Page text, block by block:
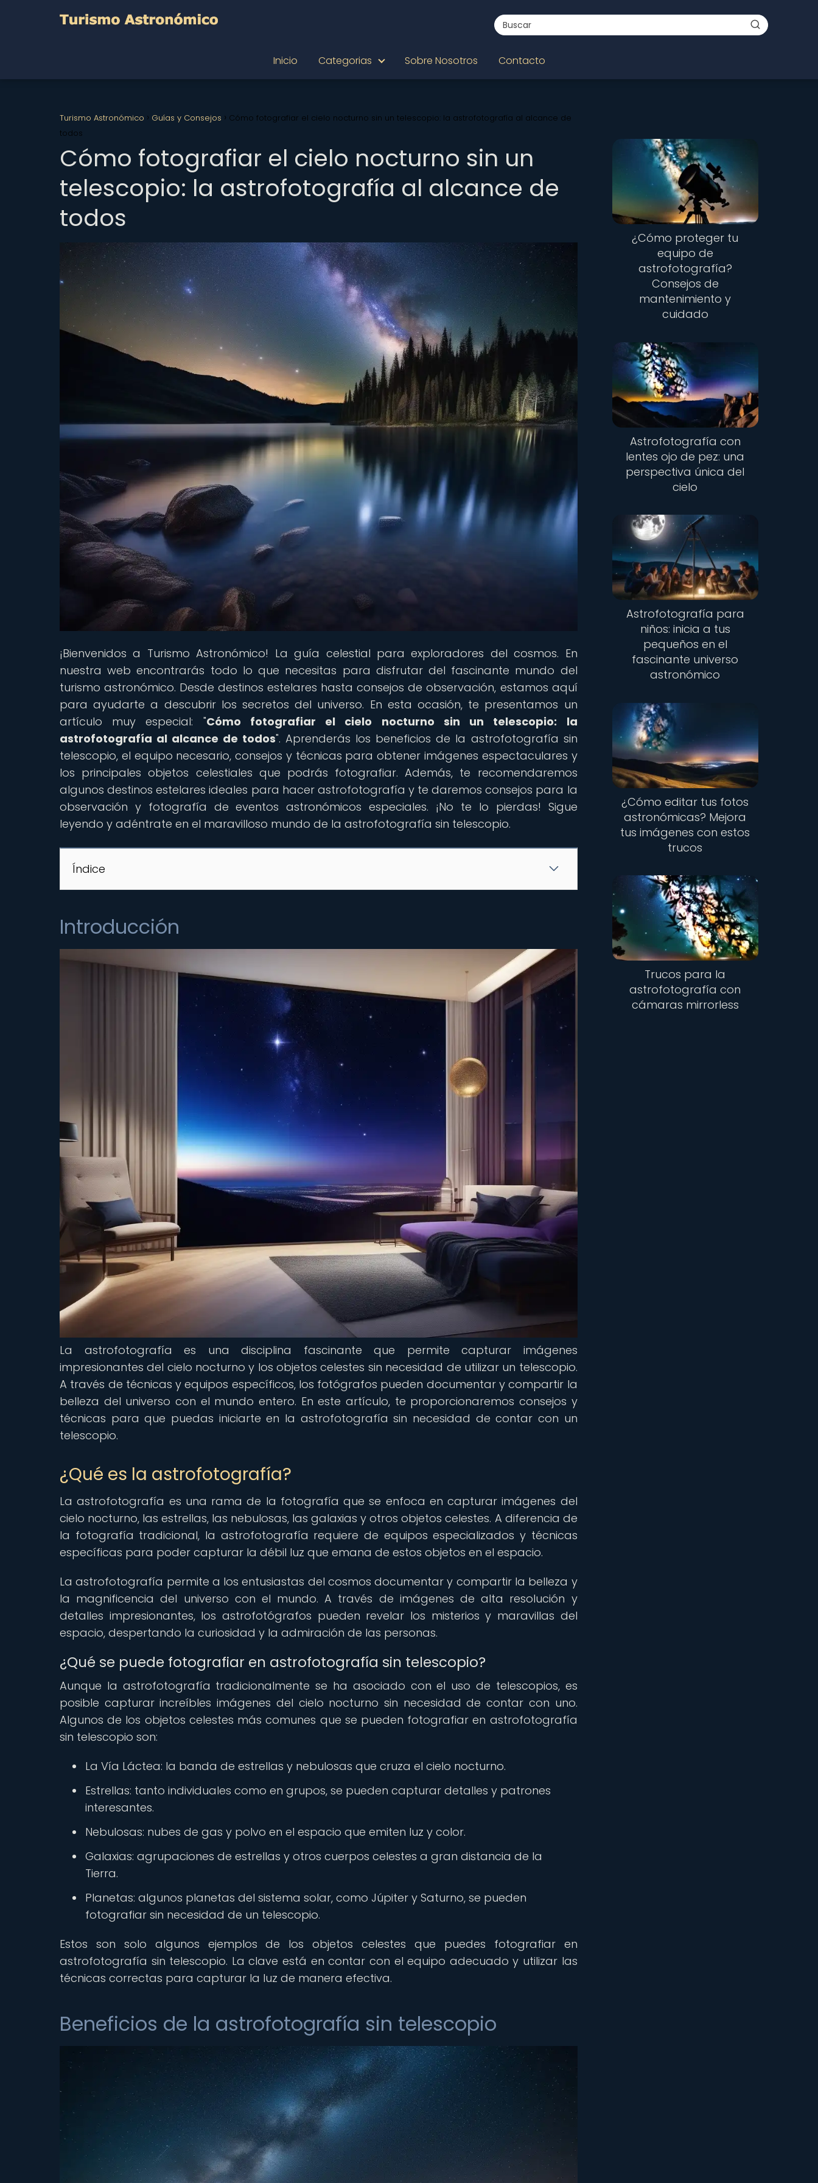
Inicio Categorias Sobre Nosotros Contacto
Turismo Astronómico Guías y Consejos
Cómo fotografiar el cielo nocturno sin un telescopio: la astrofotografía al alcance de
todos
Cómo fotografiar el cielo nocturno sin un
telescopio: la astrofotografía al alcance de
todos
¡Bienvenidos a Turismo Astronómico! La guía celestial para exploradores del cosmos. En
nuestra web encontrarás todo lo que necesitas para disfrutar del fascinante mundo del
turismo astronómico. Desde destinos estelares hasta consejos de observación, estamos aquí
para ayudarte a descubrir los secretos del universo. En esta ocasión, te presentamos un
artículo muy especial: "Cómo fotografiar el cielo nocturno sin un telescopio: la
astrofotografía al alcance de todos". Aprenderás los beneficios de la astrofotografía sin
telescopio, el equipo necesario, consejos y técnicas para obtener imágenes espectaculares y
los principales objetos celestiales que podrás fotografiar. Además, te recomendaremos
algunos destinos estelares ideales para hacer astrofotografía y te daremos consejos para la
observación y fotografía de eventos astronómicos especiales. ¡No te lo pierdas! Sigue
leyendo y adéntrate en el maravilloso mundo de la astrofotografía sin telescopio.
Índice
Introducción
La astrofotografía es una disciplina fascinante que permite capturar imágenes
impresionantes del cielo nocturno y los objetos celestes sin necesidad de utilizar un telescopio.
A través de técnicas y equipos específicos, los fotógrafos pueden documentar y compartir la
belleza del universo con el mundo entero. En este artículo, te proporcionaremos consejos y
técnicas para que puedas iniciarte en la astrofotografía sin necesidad de contar con un
telescopio.
¿Qué es la astrofotografía?
La astrofotografía es una rama de la fotografía que se enfoca en capturar imágenes del
cielo nocturno, las estrellas, las nebulosas, las galaxias y otros objetos celestes. A diferencia de
la fotografía tradicional, la astrofotografía requiere de equipos especializados y técnicas
específicas para poder capturar la débil luz que emana de estos objetos en el espacio.
La astrofotografía permite a los entusiastas del cosmos documentar y compartir la belleza y
la magnificencia del universo con el mundo. A través de imágenes de alta resolución y
detalles impresionantes, los astrofotógrafos pueden revelar los misterios y maravillas del
espacio, despertando la curiosidad y la admiración de las personas.
¿Qué se puede fotografiar en astrofotografía sin telescopio?
Aunque la astrofotografía tradicionalmente se ha asociado con el uso de telescopios, es
posible capturar increíbles imágenes del cielo nocturno sin necesidad de contar con uno.
Algunos de los objetos celestes más comunes que se pueden fotografiar en astrofotografía
sin telescopio son:
La Vía Láctea: la banda de estrellas y nebulosas que cruza el cielo nocturno.
Estrellas: tanto individuales como en grupos, se pueden capturar detalles y patrones
interesantes.
Nebulosas: nubes de gas y polvo en el espacio que emiten luz y color.
Galaxias: agrupaciones de estrellas y otros cuerpos celestes a gran distancia de la
Tierra.
Planetas: algunos planetas del sistema solar, como Júpiter y Saturno, se pueden
fotografiar sin necesidad de un telescopio.
Estos son solo algunos ejemplos de los objetos celestes que puedes fotografiar en
astrofotografía sin telescopio. La clave está en contar con el equipo adecuado y utilizar las
técnicas correctas para capturar la luz de manera efectiva.
Beneficios de la astrofotografía sin telescopio
¿Cómo proteger tu
equipo de
astrofotografía?
Consejos de
mantenimiento y
cuidado
Astrofotografía con
lentes ojo de pez: una
perspectiva única del
cielo
Astrofotografía para
niños: inicia a tus
pequeños en el
fascinante universo
astronómico
¿Cómo editar tus fotos
astronómicas? Mejora
tus imágenes con estos
trucos
Trucos para la
astrofotografía con
cámaras mirrorless